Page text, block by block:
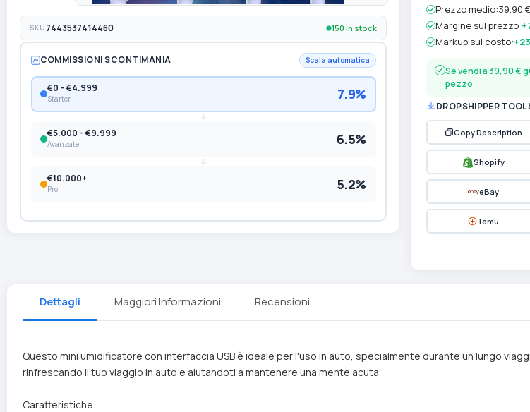
SKU 7443537414460 150 in stock
COMMISSIONI SCONTIMANIA Scala automatica
€0 – €4.999
Starter 7.9%
€5.000 – €9.999
Avanzate 6.5%
€10.000+
Pro 5.2%
Prezzo medio:39,90 €
Margine sul prezzo:
Markup sul costo:
Se vendi a 39,90 €
pezzo
DROPSHIPPER
Copy Description
Shopify
eBay
Temu
Dettagli Maggiori Informazioni Recensioni
Questo mini umidificatore con interfaccia USB è ideale per l'uso in auto, specialmente durante un lungo
rinfrescando il tuo viaggio in auto e aiutandoti a mantenere una mente acuta.
Caratteristiche: